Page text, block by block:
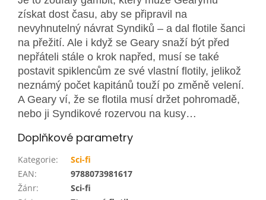
získat dost času, aby se připravil na
nevyhnutelný návrat Syndiků – a dal flotile šanci
na přežití. Ale i když se Geary snaží být před
nepřáteli stále o krok napřed, musí se také
postavit spiklencům ze své vlastní flotily, jelikož
neznámý počet kapitánů touží po změně velení.
A Geary ví, že se flotila musí držet pohromadě,
nebo ji Syndikové rozervou na kusy…
Doplňkové parametry
Kategorie:
Sci-fi
EAN:
9788073981617
Žánr:
Sci-fi